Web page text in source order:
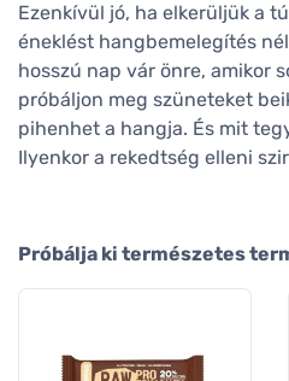
Ezenkívül jó, ha elkerüljük a
éneklést hangbemelegítés
hosszú nap vár önre, amikor
próbáljon meg szüneteket
pihenhet a hangja. És mit
Ilyenkor a rekedtség elleni
Próbálja ki természetes